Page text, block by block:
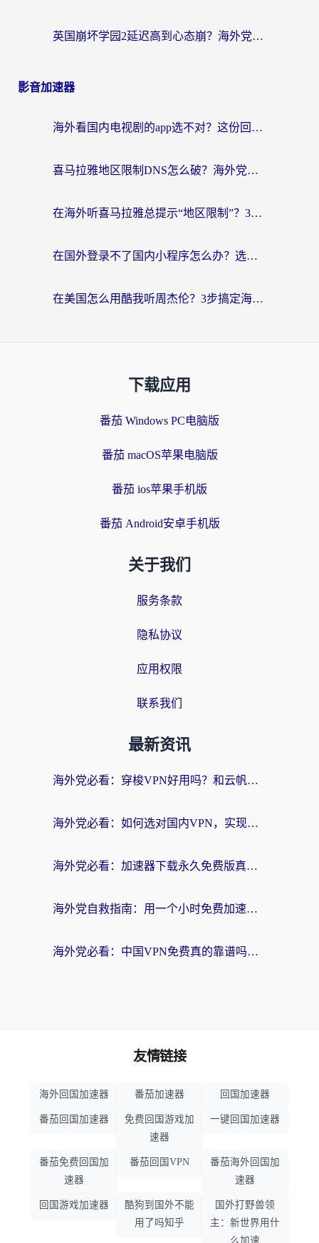
英国崩坏学园2延迟高到心态崩？海外党国服游戏加速终极指南
影音加速器
海外看国内电视剧的app选不对？这份回国加速器避坑指南帮你流畅追剧
喜马拉雅地区限制DNS怎么破？海外党听国内音乐听书的终极解决方案
在海外听喜马拉雅总提示“地区限制”？3步轻松解除+听国内音乐全攻略
在国外登录不了国内小程序怎么办？选对回国加速器，轻松解锁国内资源
在美国怎么用酷我听周杰伦？3步搞定海外听歌难题
下载应用
番茄 Windows PC电脑版
番茄 macOS苹果电脑版
番茄 ios苹果手机版
番茄 Android安卓手机版
关于我们
服务条款
隐私协议
应用权限
联系我们
最新资讯
海外党必看：穿梭VPN好用吗？和云帆VPN对比哪个回国效果更好？附真实测评+避坑指南
海外党必看：如何选对国内VPN，实现无缝访问国内资源？
海外党必看：加速器下载永久免费版真的存在吗？教你无缝访问国内资源的正确姿势
海外党自救指南：用一个小时免费加速器，轻松打破国内资源访问壁垒？
海外党必看：中国VPN免费真的靠谱吗？手把手教你选对回国加速器
友情链接
海外回国加速器 番茄加速器 回国加速器
番茄回国加速器
免费回国游戏加
速器
一键回国加速器
番茄免费回国加
速器
番茄回国VPN
番茄海外回国加
速器
回国游戏加速器
酷狗到国外不能
用了吗知乎
国外打野兽领
主：新世界用什
么加速